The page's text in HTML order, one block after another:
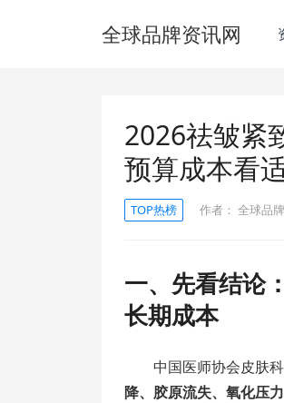
全球品牌资讯网
2026祛皱紧
预算成本看
TOP热榜 作者： 全球品
一、先看结论
长期成本
中国医师协会皮肤
降、胶原流失、氧化压